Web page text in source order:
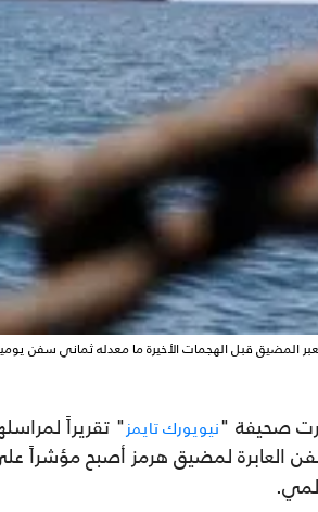
المضيق قبل الهجمات الأخيرة ما معدله ثماني سفن يومياً بعد أن كان 130 سفينة يومياً
صحيفة "نيويورك تايمز" تقريراً
العابرة لمضيق هرمز أصبح مؤشراً